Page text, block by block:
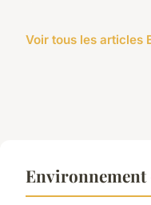
Voir tous les articles
Environnement